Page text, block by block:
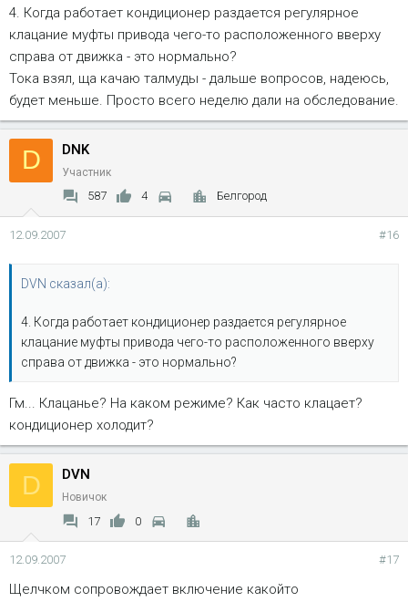
4. Когда работает кондиционер раздается регулярное
клацание муфты привода чего-то расположенного вверху
справа от движка - это нормально?
Тока взял, ща качаю талмуды - дальше вопросов, надеюсь,
будет меньше. Просто всего неделю дали на обследование.
D DNK
Участник
587 4 Белгород
12.09.2007 #16
DVN сказал(а):
4. Когда работает кондиционер раздается регулярное
клацание муфты привода чего-то расположенного вверху
справа от движка - это нормально?
Гм... Клацанье? На каком режиме? Как часто клацает?
кондиционер холодит?
D DVN
Новичок
17 0
12.09.2007 #17
Щелчком сопровождает включение какойто